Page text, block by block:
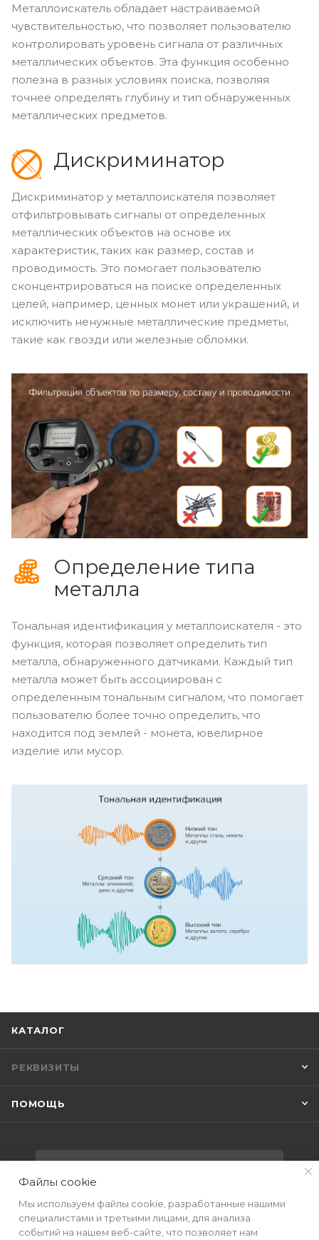
Металлоискатель обладает настраиваемой
чувствительностью, что позволяет пользователю
контролировать уровень сигнала от различных
металлических объектов. Эта функция особенно
полезна в разных условиях поиска, позволяя
точнее определять глубину и тип обнаруженных
металлических предметов.
Дискриминатор
Дискриминатор у металлоискателя позволяет
отфильтровывать сигналы от определенных
металлических объектов на основе их
характеристик, таких как размер, состав и
проводимость. Это помогает пользователю
сконцентрироваться на поиске определенных
целей, например, ценных монет или украшений, и
исключить ненужные металлические предметы,
такие как гвозди или железные обломки.
Определение типа
металла
Тональная идентификация у металлоискателя - это
функция, которая позволяет определить тип
металла, обнаруженного датчиками. Каждый тип
металла может быть ассоциирован с
определенным тональным сигналом, что помогает
пользователю более точно определить, что
находится под землей - монета, ювелирное
изделие или мусор.
КАТАЛОГ
РЕКВИЗИТЫ
ПОМОЩЬ
+7(499) 490-48-04
Файлы cookie
Мы используем файлы cookie, разработанные нашими
специалистами и третьими лицами, для анализа
событий на нашем веб-сайте, что позволяет нам